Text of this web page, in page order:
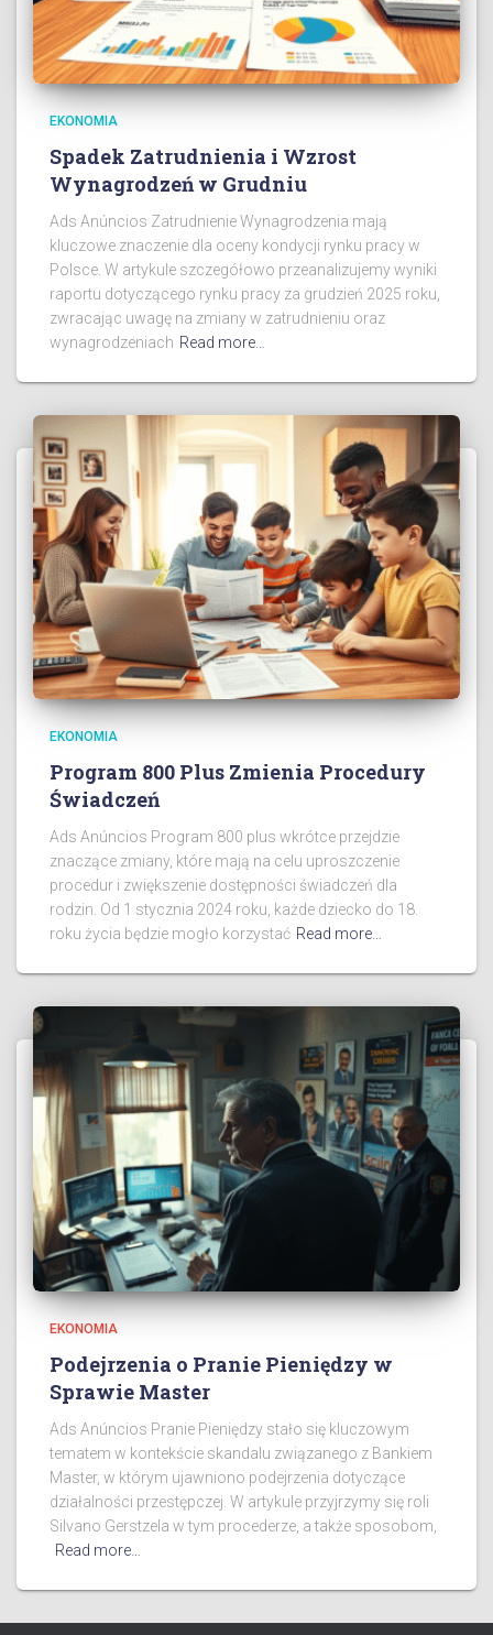
EKONOMIA
Spadek Zatrudnienia i Wzrost
Wynagrodzeń w Grudniu
Ads Anúncios Zatrudnienie Wynagrodzenia mają
kluczowe znaczenie dla oceny kondycji rynku pracy w
Polsce. W artykule szczegółowo przeanalizujemy wyniki
raportu dotyczącego rynku pracy za grudzień 2025 roku,
zwracając uwagę na zmiany w zatrudnieniu oraz
wynagrodzeniach Read more…
EKONOMIA
Program 800 Plus Zmienia Procedury
Świadczeń
Ads Anúncios Program 800 plus wkrótce przejdzie
znaczące zmiany, które mają na celu uproszczenie
procedur i zwiększenie dostępności świadczeń dla
rodzin. Od 1 stycznia 2024 roku, każde dziecko do 18.
roku życia będzie mogło korzystać Read more…
EKONOMIA
Podejrzenia o Pranie Pieniędzy w
Sprawie Master
Ads Anúncios Pranie Pieniędzy stało się kluczowym
tematem w kontekście skandalu związanego z Bankiem
Master, w którym ujawniono podejrzenia dotyczące
działalności przestępczej. W artykule przyjrzymy się roli
Silvano Gerstzela w tym procederze, a także sposobom,
Read more…